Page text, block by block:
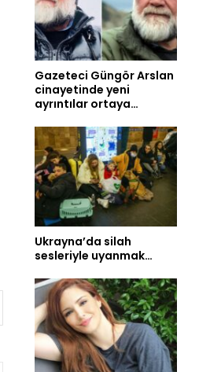
Gazeteci Güngör Arslan
cinayetinde yeni
ayrıntılar ortaya…
Ukrayna’da silah
sesleriyle uyanmak…